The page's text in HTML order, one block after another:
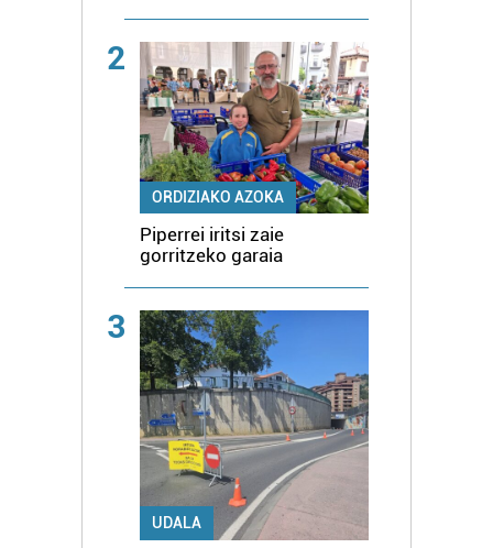
2
ORDIZIAKO AZOKA
Piperrei iritsi zaie
gorritzeko garaia
3
UDALA